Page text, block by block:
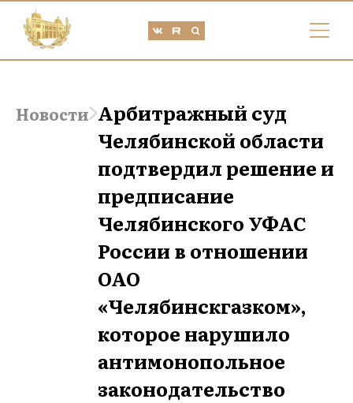
Новости Арбитражный суд
Челябинской области
подтвердил решение и
предписание
Челябинского УФАС
России в отношении
ОАО
«Челябинскгазком»,
которое нарушило
антимонопольное
законодательство